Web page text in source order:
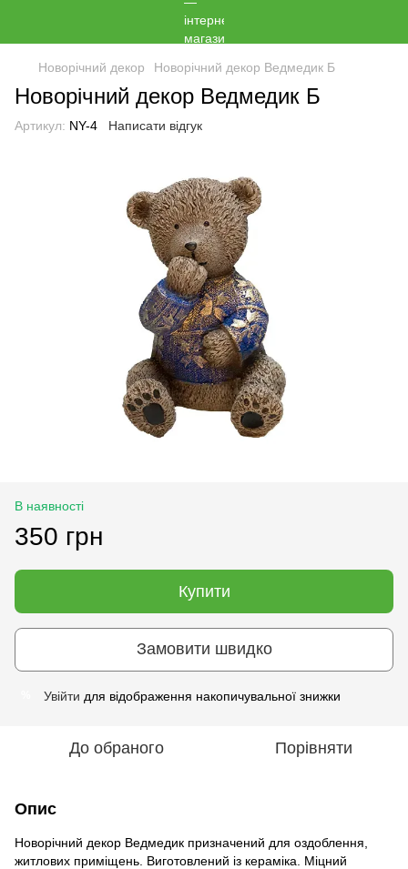
Новорічний декор Новорічний декор Ведмедик Б
Новорічний декор Ведмедик Б
Артикул: NY-4 Написати відгук
В наявності
350 грн
Купити
Замовити швидко
Увійти для відображення накопичувальної знижки
До обраного Порівняти
Опис
Новорічний декор Ведмедик призначений для оздоблення,
житлових приміщень. Виготовлений із кераміка. Міцний